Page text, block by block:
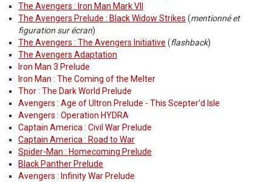
The Avengers : Iron Man Mark VII
The Avengers Prelude : Black Widow Strikes (mentionné et
figuration sur écran)
The Avengers : The Avengers Initiative (flashback)
The Avengers Adaptation
Iron Man 3 Prelude
Iron Man : The Coming of the Melter
Thor : The Dark World Prelude
Avengers : Age of Ultron Prelude - This Scepter'd Isle
Avengers : Operation HYDRA
Captain America : Civil War Prelude
Captain America : Road to War
Spider-Man : Homecoming Prelude
Black Panther Prelude
Avengers : Infinity War Prelude